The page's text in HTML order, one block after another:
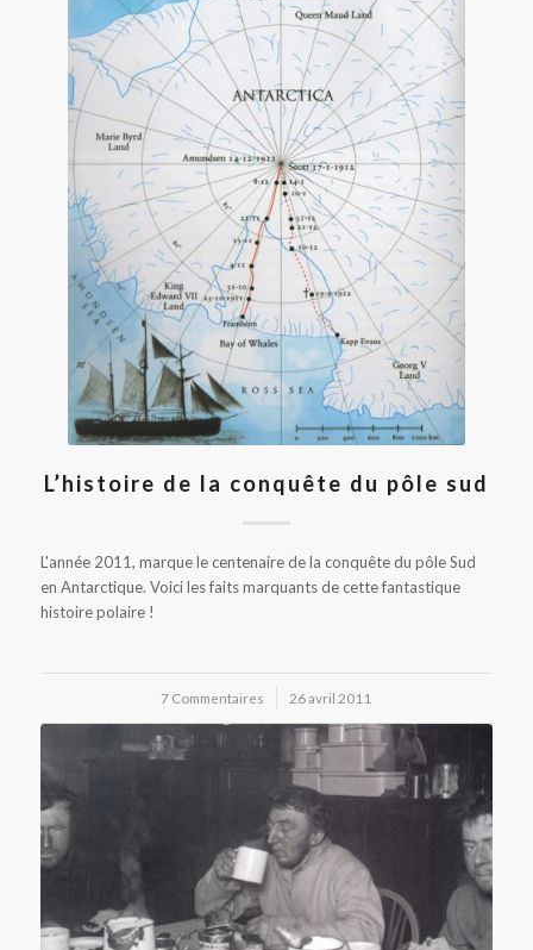
L’histoire de la conquête du pôle sud
L'année 2011, marque le centenaire de la conquête du pôle Sud
en Antarctique. Voici les faits marquants de cette fantastique
histoire polaire !
7 Commentaires
/ 26 avril 2011